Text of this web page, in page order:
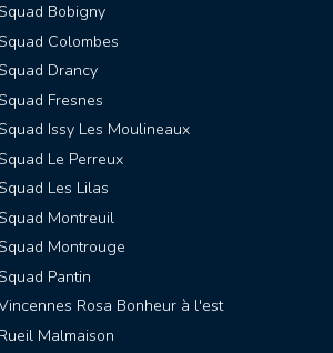
Bobigny
Colombes
Drancy
Fresnes
Issy Les Moulineaux
Le Perreux
Les Lilas
Montreuil
Montrouge
Pantin
Rosa Bonheur à l'est
Malmaison